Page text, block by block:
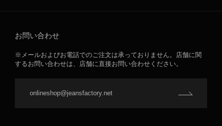
お問い合わせ
※メールおよびお電話でのご注文は承っておりません。店舗に関
するお問い合わせは、店舗に直接お問い合わせください。
onlineshop@jeansfactory.net